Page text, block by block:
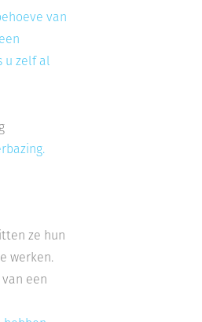
van
u zelf al
ze hun
werken.
een